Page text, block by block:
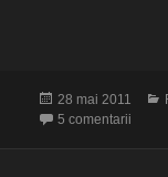
Publicat
pe
28 mai 2011
5 comentarii